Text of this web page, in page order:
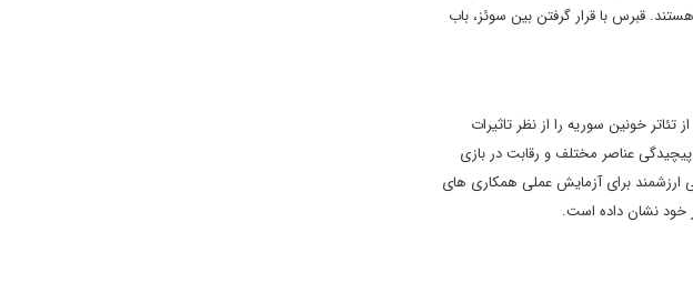
قبرس با قرار گرفتن بین سوئز، باب
خونین سوریه را از نظر تاثیرات
پیچیدگی عناصر مختلف و رقابت در بازی
ارزشمند برای آزمایش عملی همکاری های
خود نشان داده است.